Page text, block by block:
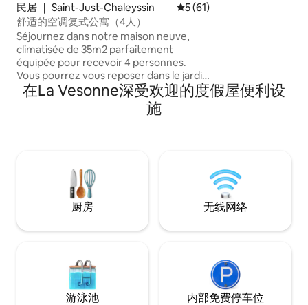
民居 ｜ Saint-Just-Chaleyssin 平均评分 5 分（满分 5 分）
5 (61)
舒适的空调复式公寓（4人）
Séjournez dans notre maison neuve,
climatisée de 35m2 parfaitement
équipée pour recevoir 4 personnes.
Vous pourrez vous reposer dans le jardin
privatif. Située dans un environnement
calme , elle est idéale pour: - une halte
sur la route des vacances - un
Dauphiné, Le Pilat et les Alpes
在La Vesonne深受欢迎的度假屋便利设
施
厨房 无线网络
游泳池 内部免费停车位